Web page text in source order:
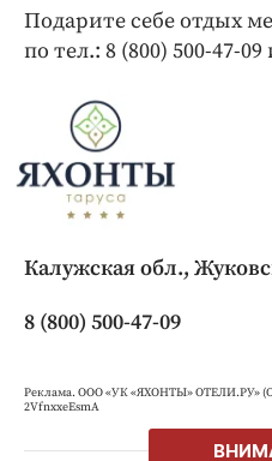
Подарите себе отдых
по тел.: 8 (800) 500-47-
Калужская обл.,
8 (800) 500-47-09
Реклама. ООО «УК «ЯХОНТЫ» ОТЕЛИ.РУ»
2VfnxxeEsmA